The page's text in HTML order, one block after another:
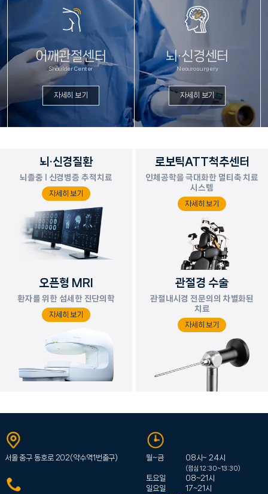
어깨관절센터
Shoulder Center
자세히 보기
뇌·신경센터
Neourosurgery
자세히 보기
뇌·신경질환
뇌졸중 l 신경병증 추적치료
자세히 보기
로보틱ATT척추센터
인체공학을 극대화한 멀티축 치료
시스템
자세히 보기
오픈형 MRI
환자를 위한 섬세한 진단의학
자세히 보기
관절경 수술
관절내시경 전문의의 차별화된
치료
자세히 보기
서울 중구 동호로 202(약수역1번출구) 월~금 08시~ 24시
(점심 12:30~13:30)
토요일
08~21시
일요일
17~21시